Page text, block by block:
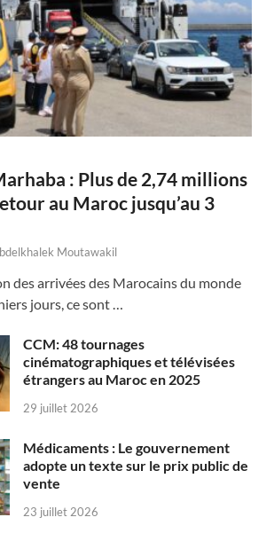
: Plus de 2,74 millions
au Maroc jusqu’au 3
Moutawakil
des arrivées des Marocains du monde
jours, ce sont …
CCM: 48 tournages
cinématographiques et télévisées
étrangers au Maroc en 2025
29 juillet 2026
Médicaments : Le gouvernement
adopte un texte sur le prix public de
vente
23 juillet 2026